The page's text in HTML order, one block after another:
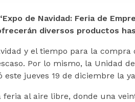
de Navidad: Feria de
diversos productos
y el tiempo para la
Por lo mismo, la Unidad
este jueves 19 de diciembre la
feria al aire libre, donde una